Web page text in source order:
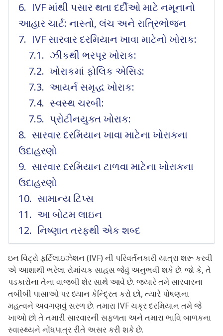
IVF માંથી પસાર થતા દર્દીઓ માટે નમૂનાનો
આહાર ચાર્ટ: નાસ્તો, લંચ અને રાત્રિભોજન
IVF સારવાર દરમિયાન ખાવા માટેનો ખોરાક:
ઝીંકથી ભરપૂર ખોરાક:
ખોરાકમાં ફોલિક એસિડ:
આયર્ન સમૃદ્ધ ખોરાક:
સ્વસ્થ ચરબી:
પ્રોટીનયુક્ત ખોરાક:
સારવાર દરમિયાન ખાવા માટેના ખોરાકના
ઉદાહરણો
સારવાર દરમિયાન ટાળવા માટેના ખોરાકના
ઉદાહરણો
સામાન્ય ટિપ્સ
આ બોટમ લાઇન
નિષ્ણાત તરફથી એક શબ્દ
ઇન વિટ્રો ફર્ટિલાઇઝેશન (IVF) ની પરિવર્તનકારી યાત્રા શરૂ કરવી
એ આશાથી ભરેલા રોમાંચક સાહસ જેવું અનુભવી શકે છે. જો કે, તે
પડકારોના તેના વાજબી શેર સાથે આવે છે. જ્યારે તમે સારવારના
તબીબી પાસાઓ પર ધ્યાન કેન્દ્રિત કરો છો, ત્યારે પોષણના
મહત્વને અવગણવું સરળ છે. તમારા IVF ચક્ર દરમિયાન તમે જે
ખાઓ છો તે તમારી સારવારની સફળતા અને તમારા ભાવિ બાળકના
સ્વાસ્થ્યને નોંધપાત્ર રીતે અસર કરી શકે છે.